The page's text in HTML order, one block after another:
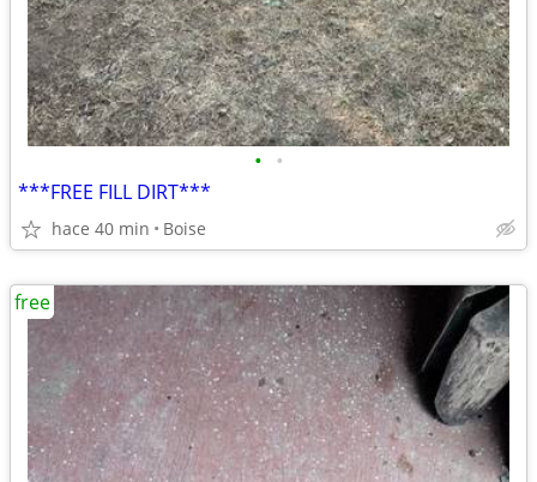
• •
***FREE FILL DIRT***
hace 40 min Boise
free